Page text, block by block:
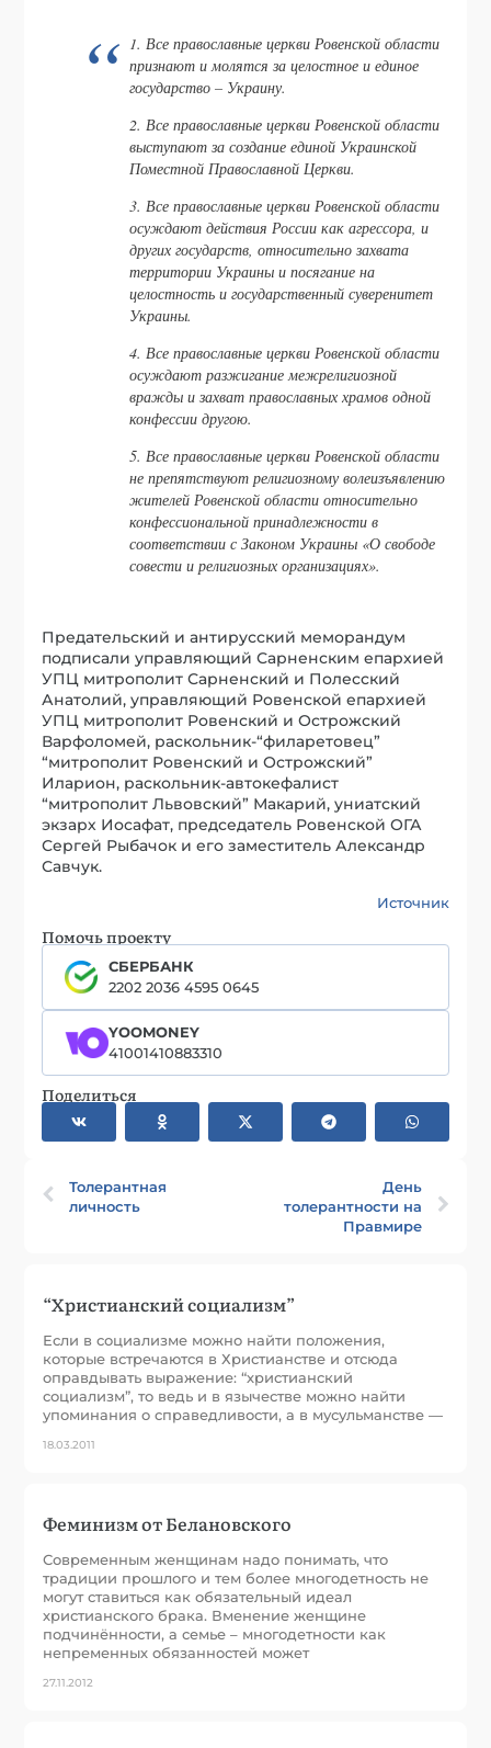
1. Все православные церкви Ровенской области
признают и молятся за целостное и единое
государство – Украину.
2. Все православные церкви Ровенской области
выступают за создание единой Украинской
Поместной Православной Церкви.
3. Все православные церкви Ровенской области
осуждают действия России как агрессора, и
других государств, относительно захвата
территории Украины и посягание на
целостность и государственный суверенитет
Украины.
4. Все православные церкви Ровенской области
осуждают разжигание межрелигиозной
вражды и захват православных храмов одной
конфессии другою.
5. Все православные церкви Ровенской области
не препятствуют религиозному волеизъявлению
жителей Ровенской области относительно
конфессиональной принадлежности в
соответствии с Законом Украины «О свободе
совести и религиозных организациях».
Предательский и антирусский меморандум
подписали управляющий Сарненским епархией
УПЦ митрополит Сарненский и Полесский
Анатолий, управляющий Ровенской епархией
УПЦ митрополит Ровенский и Острожский
Варфоломей, раскольник-“филаретовец”
“митрополит Ровенский и Острожский”
Иларион, раскольник-автокефалист
“митрополит Львовский” Макарий, униатский
экзарх Иосафат, председатель Ровенской ОГА
Сергей Рыбачок и его заместитель Александр
Савчук.
Источник
Помочь проекту
СБЕРБАНК
2202 2036 4595 0645
YOOMONEY
41001410883310
Поделиться
Толерантная
личность
День
толерантности на
Правмире
“Христианский социализм”
Если в социализме можно найти положения,
которые встречаются в Христианстве и отсюда
оправдывать выражение: “христианский
социализм”, то ведь и в язычестве можно найти
упоминания о справедливости, а в мусульманстве —
18.03.2011
Феминизм от Белановского
Современным женщинам надо понимать, что
традиции прошлого и тем более многодетность не
могут ставиться как обязательный идеал
христианского брака. Вменение женщине
подчинённости, а семье – многодетности как
непременных обязанностей может
27.11.2012